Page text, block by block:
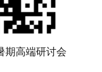
期高端研讨会